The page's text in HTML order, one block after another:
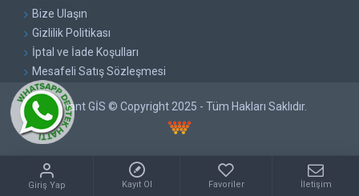
Bize Ulaşın
Gizlilik Politikası
İptal ve İade Koşulları
Mesafeli Satış Sözleşmesi
Pırlant GİS © Copyright 2025 - Tüm Hakları Saklıdır.
Giriş Yap Kayıt Ol Favoriler İletişim